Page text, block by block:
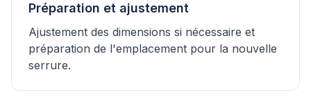
Préparation et ajustement
Ajustement des dimensions si nécessaire et
préparation de l'emplacement pour la nouvelle
serrure.